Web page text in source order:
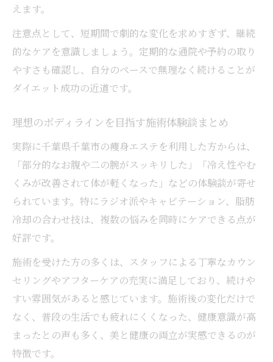
えます。
注意点として、短期間で劇的な変化を求めすぎず、継続
的なケアを意識しましょう。定期的な通院や予約の取り
やすさも確認し、自分のペースで無理なく続けることが
ダイエット成功の近道です。
理想のボディラインを目指す施術体験談まとめ
実際に千葉県千葉市の痩身エステを利用した方からは、
「部分的なお腹や二の腕がスッキリした」「冷え性やむ
くみが改善されて体が軽くなった」などの体験談が寄せ
られています。特にラジオ派やキャビテーション、脂肪
冷却の合わせ技は、複数の悩みを同時にケアできる点が
好評です。
施術を受けた方の多くは、スタッフによる丁寧なカウン
セリングやアフターケアの充実に満足しており、続けや
すい雰囲気があると感じています。施術後の変化だけで
なく、普段の生活でも疲れにくくなった、健康意識が高
まったとの声も多く、美と健康の両立が実感できるのが
特徴です。